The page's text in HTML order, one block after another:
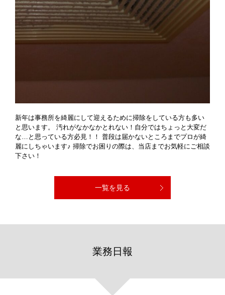
新年は事務所を綺麗にして迎えるために掃除をしている方も多い
と思います。 汚れがなかなかとれない！自分ではちょっと大変だ
な…と思っている方必見！！ 普段は届かないところまでプロが綺
麗にしちゃいます♪ 掃除でお困りの際は、当店までお気軽にご相談
下さい！
一覧を見る
業務日報